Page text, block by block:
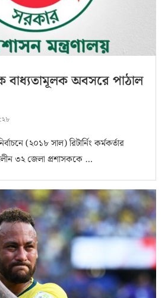
বাধ্যতামূলক অবসরে পাঠাল
(২০১৮ সাল) রিটার্নিং কর্মকর্তার
৩২ জেলা প্রশাসককে …